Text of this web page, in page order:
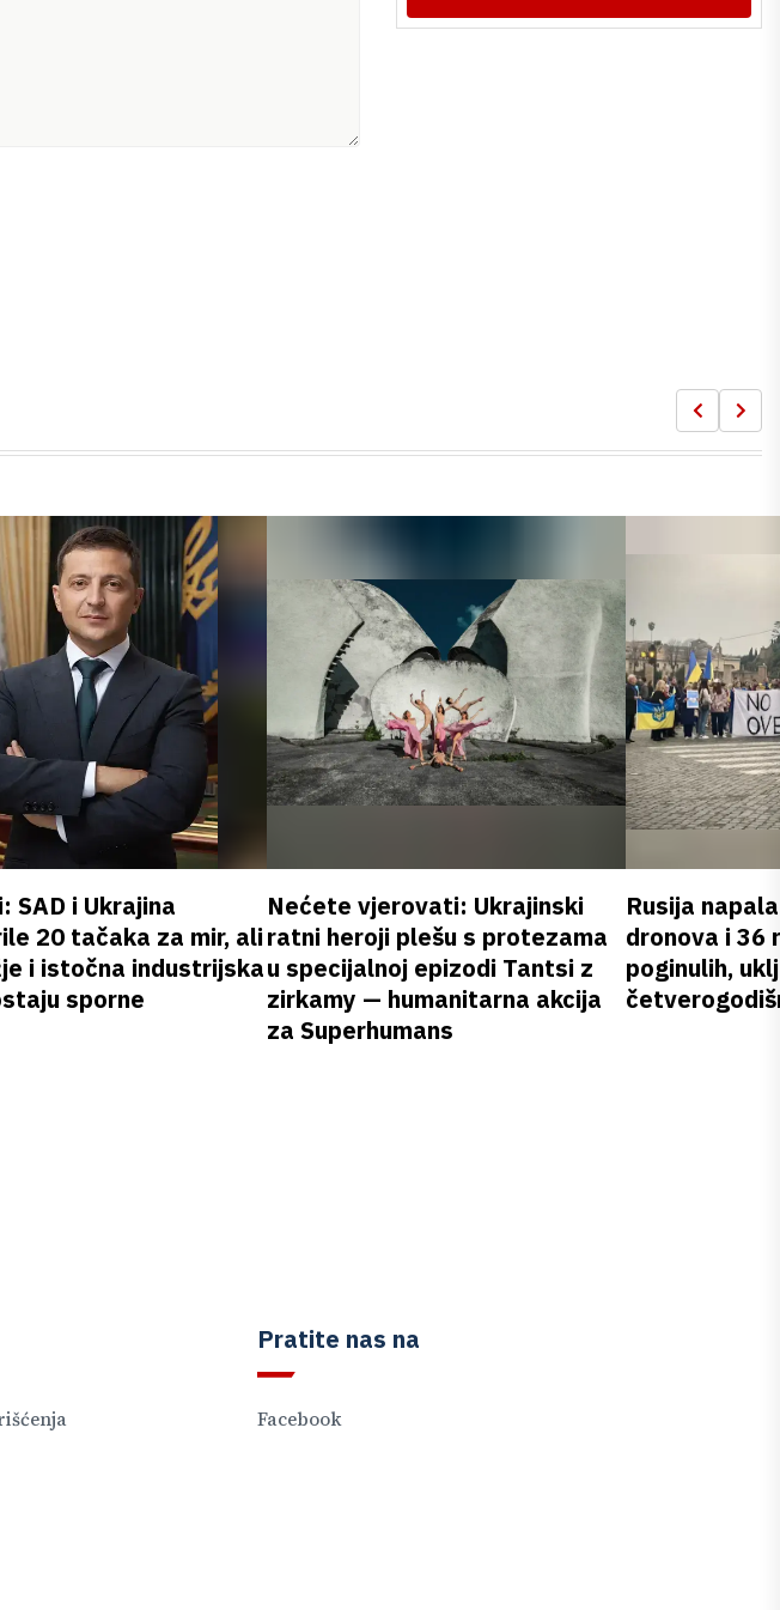
SAD i Ukrajina
20 tačaka za mir, ali
i istočna industrijska
sporne
Nećete vjerovati: Ukrajinski
ratni heroji plešu s protezama
u specijalnoj epizodi Tantsi z
zirkamy — humanitarna akcija
za Superhumans
Rusija
dronova i 36
poginulih,
Pratite nas na
Facebook